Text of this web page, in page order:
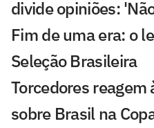
divide opiniões:
Fim de uma era: o
Seleção Brasileira
Torcedores
sobre Brasil na